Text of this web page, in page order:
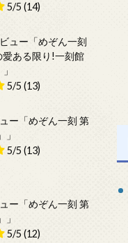
5/5 (14)
ュー「めぞん一刻
愛ある限り!一刻館
5/5 (13)
ー「めぞん一刻 第
5/5 (13)
ー「めぞん一刻 第
5/5 (12)